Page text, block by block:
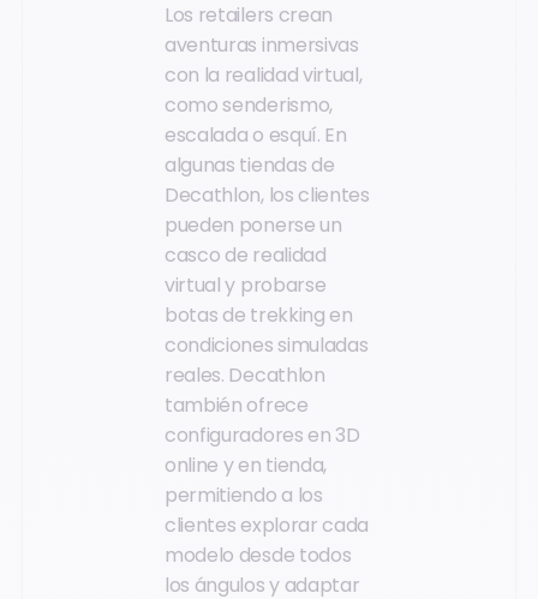
Los retailers crean
aventuras inmersivas
con la realidad virtual,
como senderismo,
escalada o esquí. En
algunas tiendas de
Decathlon, los clientes
pueden ponerse un
casco de realidad
virtual y probarse
botas de trekking en
condiciones simuladas
reales. Decathlon
también ofrece
configuradores en 3D
online y en tienda,
permitiendo a los
clientes explorar cada
modelo desde todos
los ángulos y adaptar